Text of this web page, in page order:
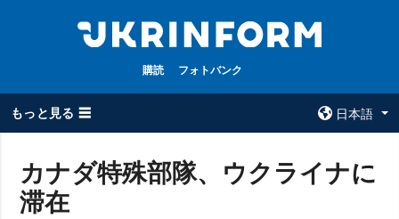
購読 フォトバンク
もっと見る ☰
日本語
全てのトピック
カナダ特殊部隊、ウクライナに
滞在